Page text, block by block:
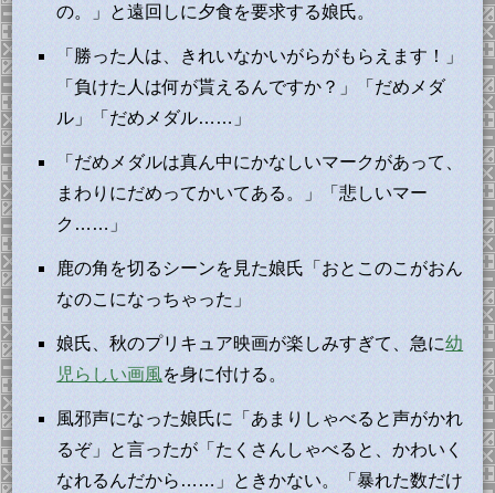
の。」と遠回しに夕食を要求する娘氏。
「勝った人は、きれいなかいがらがもらえます！」
「負けた人は何が貰えるんですか？」「だめメダ
ル」「だめメダル……」
「だめメダルは真ん中にかなしいマークがあって、
まわりにだめってかいてある。」「悲しいマー
ク……」
鹿の角を切るシーンを見た娘氏「おとこのこがおん
なのこになっちゃった」
娘氏、秋のプリキュア映画が楽しみすぎて、急に幼
児らしい画風を身に付ける。
風邪声になった娘氏に「あまりしゃべると声がかれ
るぞ」と言ったが「たくさんしゃべると、かわいく
なれるんだから……」ときかない。「暴れた数だけ